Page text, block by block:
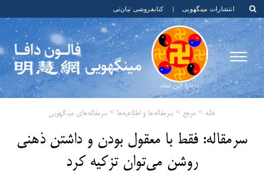
انتشارات مینگهویی | کتابفروشی تیان‌تی
خانه > مرجع > سرمقاله‌ها و اطلاعیه‌ها > سرمقاله‌های مینگهویی
سرمقاله: فقط با معقول بودن و داشتن ذهنی
روشن می‌توان تزکیه کرد